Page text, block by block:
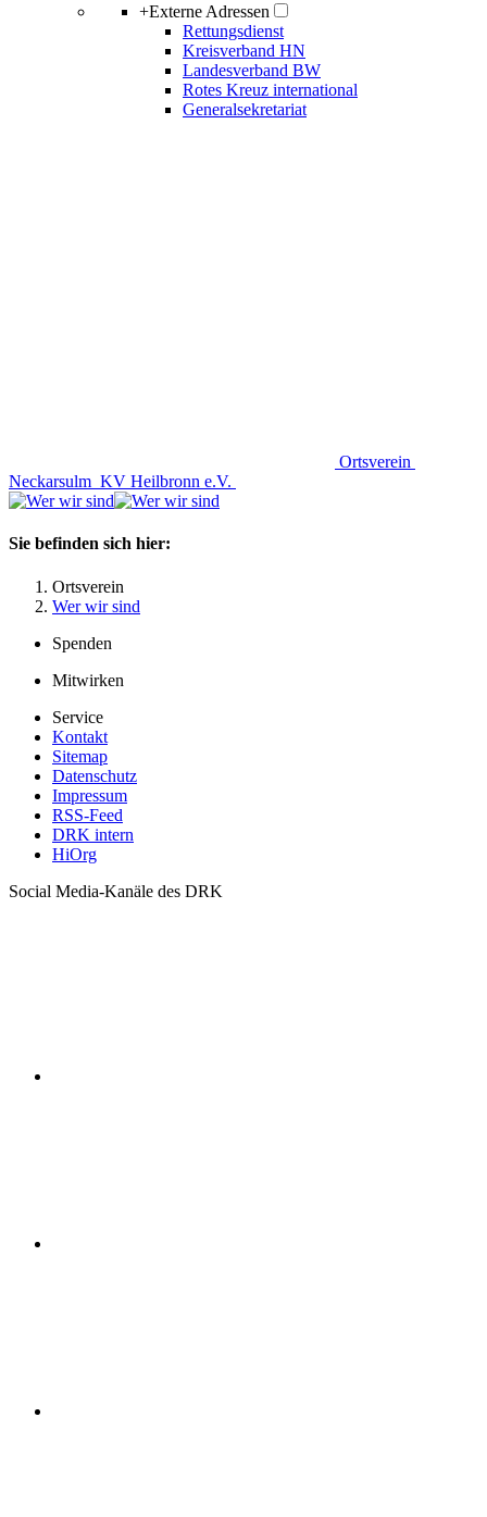
+Externe Adressen
Rettungsdienst
Kreisverband HN
Landesverband BW
Rotes Kreuz international
Generalsekretariat
Ortsverein
Neckarsulm KV Heilbronn e.V.
Sie befinden sich hier:
Ortsverein
Wer wir sind
Spenden
Mitwirken
Service
Kontakt
Sitemap
Datenschutz
Impressum
RSS-Feed
DRK intern
HiOrg
Social Media-Kanäle des DRK